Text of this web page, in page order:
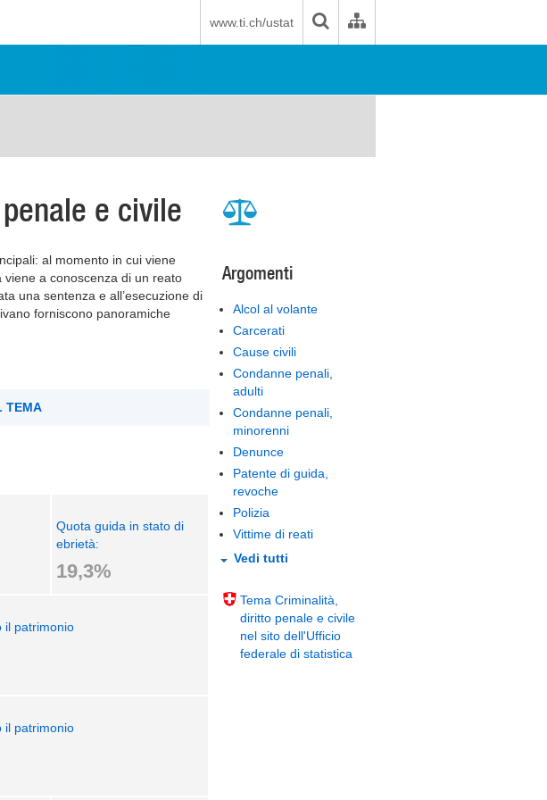
www.ti.ch/ustat
e civile
al momento in cui viene
viene a conoscenza di un reato
una sentenza e all’esecuzione di
forniscono panoramiche
TEMA
Quota guida in stato di
ebrietà:
19,3%
il patrimonio
il patrimonio
Argomenti
Alcol al volante
Carcerati
Cause civili
Condanne penali,
adulti
Condanne penali,
minorenni
Denunce
Patente di guida,
revoche
Polizia
Vittime di reati
Vedi tutti
Tema Criminalità,
diritto penale e civile
nel sito dell'Ufficio
federale di statistica